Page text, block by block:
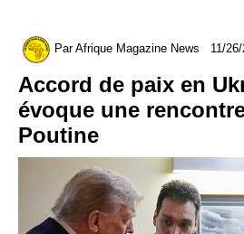
ParAfrique Magazine News 11/
Accord de paix en
évoque une
Poutine